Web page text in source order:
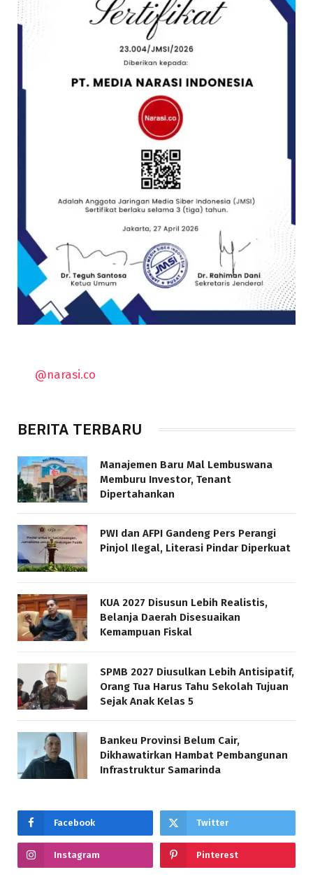
@narasi.co
BERITA TERBARU
Manajemen Baru Mal Lembuswana
Memburu Investor, Tenant
Dipertahankan
PWI dan AFPI Gandeng Pers Perangi
Pinjol Ilegal, Literasi Pindar Diperkuat
KUA 2027 Disusun Lebih Realistis,
Belanja Daerah Disesuaikan
Kemampuan Fiskal
SPMB 2027 Diusulkan Lebih Antisipatif,
Orang Tua Harus Tahu Sekolah Tujuan
Sejak Anak Kelas 5
Bankeu Provinsi Belum Cair,
Dikhawatirkan Hambat Pembangunan
Infrastruktur Samarinda
Facebook Twitter
Instagram Pinterest